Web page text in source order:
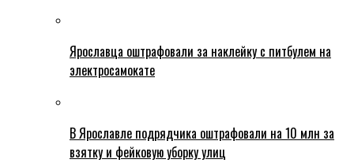
Ярославца оштрафовали за наклейку с питбулем на
электросамокате
В Ярославле подрядчика оштрафовали на 10 млн за
взятку и фейковую уборку улиц